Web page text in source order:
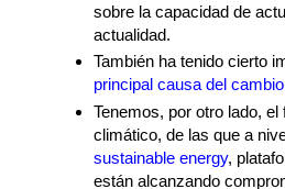
sobre la capacidad de
actualidad.
También ha tenido cierto
principal causa del
Tenemos, por otro lado,
climático, de las que a
sustainable energy,
están alcanzando